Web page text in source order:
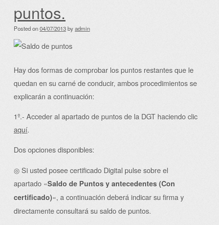
puntos.
Posted on04/07/2013byadmin
Hay dos formas de comprobar los puntos restantes que le
quedan en su carné de conducir, ambos procedimientos se
explicarán a continuación:
1º.- Acceder al apartado de puntos de la DGT haciendo clic
aquí.
Dos opciones disponibles:
◎ Si usted posee certificado Digital pulse sobre el
apartado «Saldo de Puntos y antecedentes (Con
certificado)«, a continuación deberá indicar su firma y
directamente consultará su saldo de puntos.